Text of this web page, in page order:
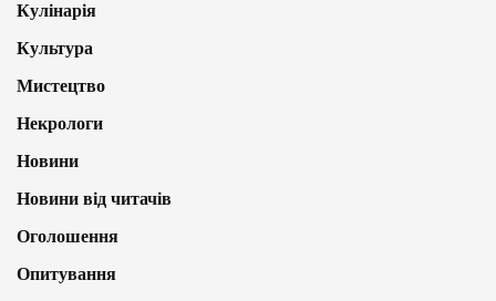
Кулінарія
Культура
Мистецтво
Некрологи
Новини
Новини від читачів
Оголошення
Опитування